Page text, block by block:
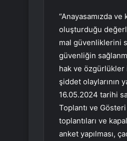
“Anayasamızda
oluşturduğu
mal güvenliklerini
güvenliğin
hak ve özgürlükler
şiddet olaylarının
16.05.2024 tarihi
Toplantı ve
toplantıları ve
anket yapılması,